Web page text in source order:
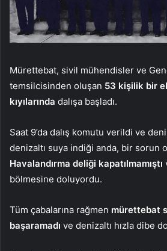
Mürettebat, sivil mühendisler ve
temsilcisinden oluşan 53 kişilik bir
kıyılarında dalışa başladı.
Saat 9’da dalış komutu verildi ve
denizaltı suya indiği anda, bir sorun
Havalandırma deliği kapatılmamıştı
bölmesine doluyordu.
Tüm çabalarına rağmen mürettebat
başaramadı ve denizaltı hızla dibe